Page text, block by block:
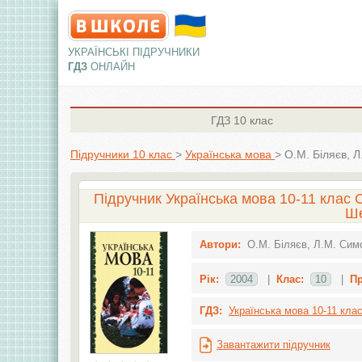
УКРАЇНСЬКІ ПІДРУЧНИКИ
ГДЗ ОНЛАЙН
ГДЗ 10 клас
Підручники 10 клас > Українська мова > О.М. Біляєв,
Підручник Українська мова 10-11
Автори: О.М. Біляєв, Л.М.
Рік: 2004 Клас: 10
ГДЗ: Українська мова 10-11
Завантажити підручник